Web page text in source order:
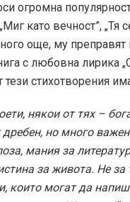
огромна
като вечност”, „Тя
още, му преправят
с любовна лирика
стихотворения
някои от тях –
дребен, но много
мания за
за живота. Не
които могат да